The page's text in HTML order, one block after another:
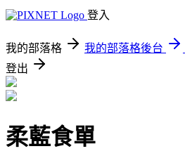
登入
我的部落格 我的部落格後台
登出
柔藍食單